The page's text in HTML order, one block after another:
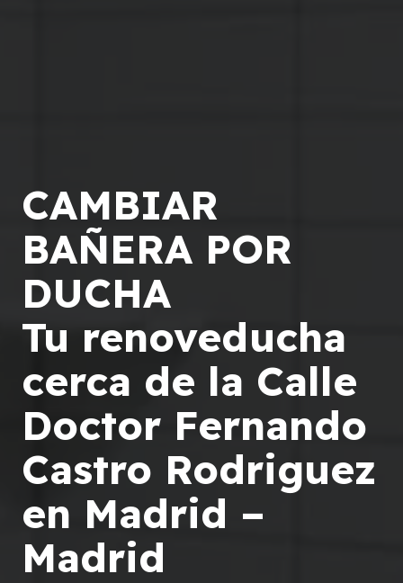
CAMBIAR
BAÑERA POR
DUCHA
Tu renoveducha
cerca de la Calle
Doctor Fernando
Castro Rodriguez
en Madrid –
Madrid